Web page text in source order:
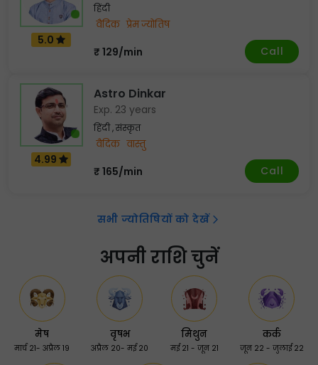
5.0
हिंदी
वैदिक प्रेम ज्योतिष
₹ 129/min Call
4.99
Astro Dinkar
Exp. 23 years
हिंदी , संस्कृत
वैदिक वास्तु
₹ 165/min Call
सभी ज्योतिषियों को देखें
अपनी राशि चुनें
मेष
मार्च 21- अप्रैल 19
वृषभ
अप्रैल 20- मई 20
मिथुन
मई 21 - जून 21
कर्क
जून 22 - जुलाई 22